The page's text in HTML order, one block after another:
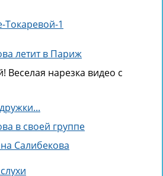
летит в Париж
Веселая нарезка видео с
в своей группе
Салибекова